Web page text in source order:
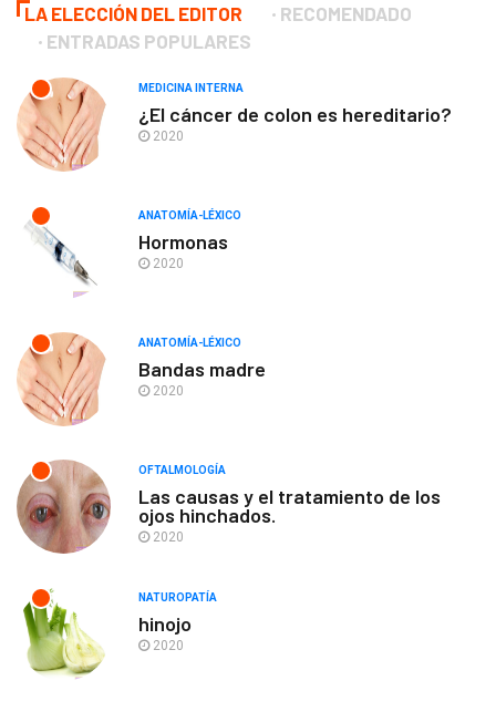
LA ELECCIÓN DEL EDITOR
RECOMENDADO
ENTRADAS POPULARES
MEDICINA INTERNA
¿El cáncer de colon es hereditario?
2020
ANATOMÍA-LÉXICO
Hormonas
2020
ANATOMÍA-LÉXICO
Bandas madre
2020
OFTALMOLOGÍA
Las causas y el tratamiento de los
ojos hinchados.
2020
NATUROPATÍA
hinojo
2020